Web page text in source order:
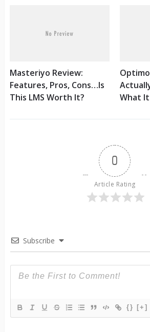
Masteriyo Review:
Features, Pros, Cons…Is
This LMS Worth It?
What
0
Article Rating
Subscribe
{} [+]